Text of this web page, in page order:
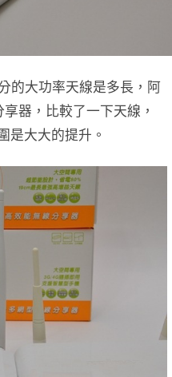
的大功率天線是多長，阿
器，比較了一下天線，
是大大的提升。